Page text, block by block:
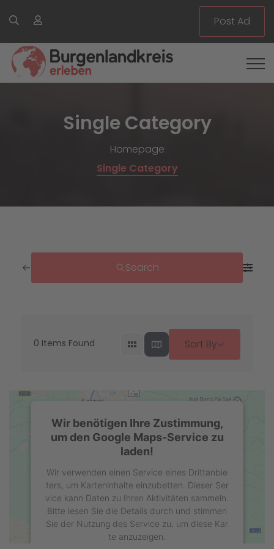
Post Ad
Single Category
Homepage
Single Category
Search
0 Items Found Sort By
Wir benötigen Ihre Zustimmung,
um den Google Maps-Service zu
laden!
Wir verwenden einen Service eines Drittanbie
ters, um Karteninhalte einzubetten. Dieser Ser
vice kann Daten zu Ihren Aktivitäten sammeln.
Bitte lesen Sie die Details durch und stimmen
Sie der Nutzung des Service zu, um diese Kar
te anzuzeigen.